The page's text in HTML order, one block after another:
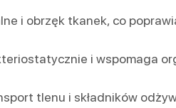
i obrzęk tkanek, co
i wspomaga
tlenu i składników